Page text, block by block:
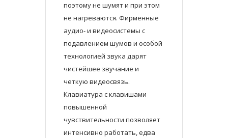
поэтому не шумят и при этом
не нагреваются. Фирменные
аудио- и видеосистемы с
подавлением шумов и особой
технологией звука дарят
чистейшее звучание и
четкую видеосвязь.
Клавиатура с клавишами
повышенной
чувствительности позволяет
интенсивно работать, едва